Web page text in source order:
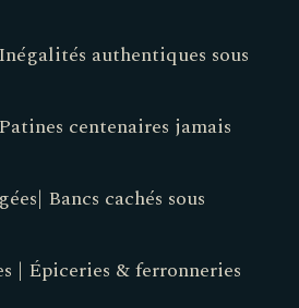
authentiques sous
centenaires jamais
Bancs cachés sous
| Épiceries & ferronneries